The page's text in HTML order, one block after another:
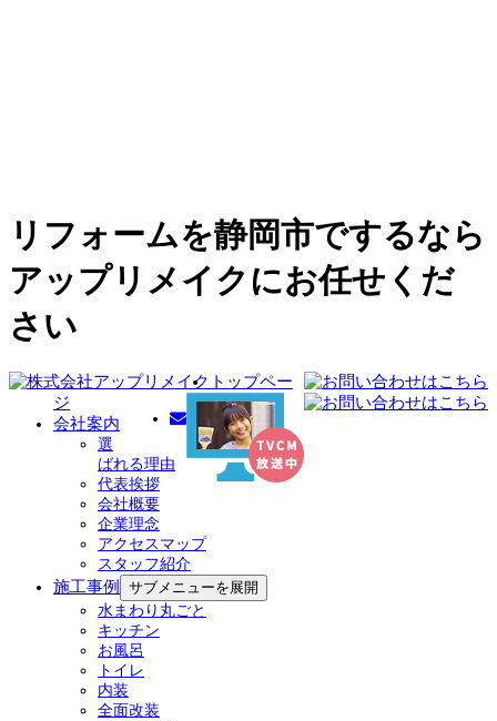
リフォームを静岡市でするなら
アップリメイクにお任せくだ
さい
トップペー
ジ
会社案内
選
ばれる理由
代表挨拶
会社概要
企業理念
アクセスマップ
スタッフ紹介
施工事例
サブメニューを展開
水まわり丸ごと
キッチン
お風呂
トイレ
内装
全面改装